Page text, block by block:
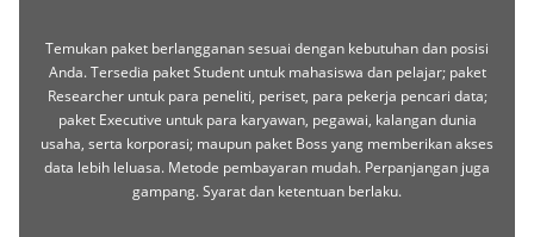
Temukan paket berlangganan sesuai dengan kebutuhan dan posisi
Anda. Tersedia paket Student untuk mahasiswa dan pelajar; paket
Researcher untuk para peneliti, periset, para pekerja pencari data;
paket Executive untuk para karyawan, pegawai, kalangan dunia
usaha, serta korporasi; maupun paket Boss yang memberikan akses
data lebih leluasa. Metode pembayaran mudah. Perpanjangan juga
gampang. Syarat dan ketentuan berlaku.